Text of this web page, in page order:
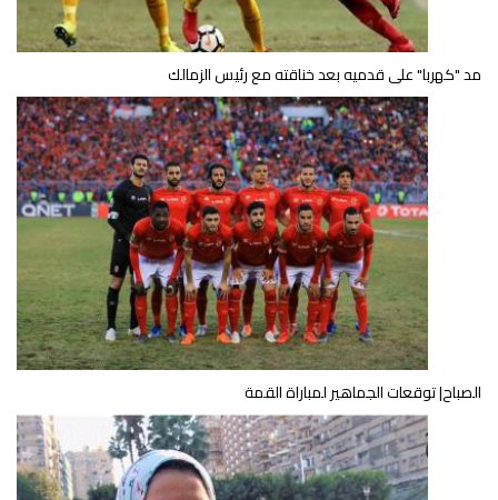
مد "كهربا" على قدميه بعد خناقته مع رئيس الزمالك
الصباح| توقعات الجماهير لمباراة القمة